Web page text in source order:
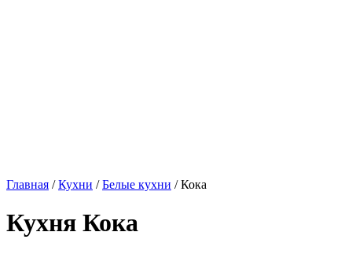
Главная /Кухни /Белые кухни / Кока
Кухня Кока